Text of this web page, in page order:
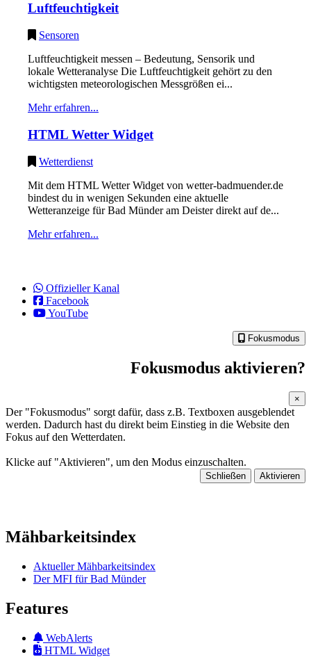
Luftfeuchtigkeit
Sensoren
Luftfeuchtigkeit messen – Bedeutung, Sensorik und
lokale Wetteranalyse Die Luftfeuchtigkeit gehört zu den
wichtigsten meteorologischen Messgrößen ei...
Mehr erfahren...
HTML Wetter Widget
Wetterdienst
Mit dem HTML Wetter Widget von wetter-badmuender.de
bindest du in wenigen Sekunden eine aktuelle
Wetteranzeige für Bad Münder am Deister direkt auf de...
Mehr erfahren...
Offizieller Kanal
Facebook
YouTube
Fokusmodus
Fokusmodus aktivieren?
×
Der "Fokusmodus" sorgt dafür, dass z.B. Textboxen ausgeblendet
werden. Dadurch hast du direkt beim Einstieg in die Website den
Fokus auf den Wetterdaten.
Klicke auf "Aktivieren", um den Modus einzuschalten.
Schließen Aktivieren
Mähbarkeitsindex
Aktueller Mähbarkeitsindex
Der MFI für Bad Münder
Features
WebAlerts
HTML Widget